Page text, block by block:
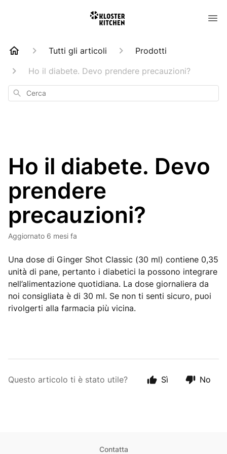
Tutti gli articoli
Prodotti
Ho il diabete. Devo prendere precauzioni?
Cerca
Ho il diabete. Devo
prendere
precauzioni?
Aggiornato 6 mesi fa
Una dose di Ginger Shot Classic (30 ml) contiene 0,35
unità di pane, pertanto i diabetici la possono integrare
nell’alimentazione quotidiana. La dose giornaliera da
noi consigliata è di 30 ml. Se non ti senti sicuro, puoi
rivolgerti alla farmacia più vicina.
Questo articolo ti è stato utile? Sì No
Contatta